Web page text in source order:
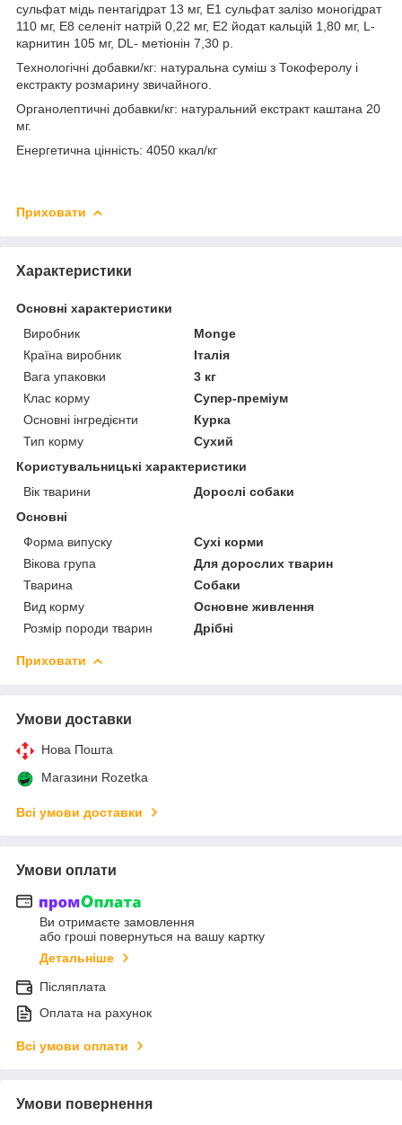
сульфат мідь пентагідрат 13 мг, Е1 сульфат залізо моногідрат
110 мг, Е8 селеніт натрій 0,22 мг, Е2 йодат кальцій 1,80 мг, L-
карнитин 105 мг, DL- метіонін 7,30 р.
Технологічні добавки/кг: натуральна суміш з Токоферолу і
екстракту розмарину звичайного.
Органолептичні добавки/кг: натуральний екстракт каштана 20
мг.
Енергетична цінність: 4050 ккал/кг
Приховати
Характеристики
Основні характеристики
Виробник
Monge
Країна виробник
Італія
Вага упаковки
3 кг
Клас корму
Супер-преміум
Основні інгредієнти
Курка
Тип корму
Сухий
Користувальницькі характеристики
Вік тварини
Дорослі собаки
Основні
Форма випуску
Сухі корми
Вікова група
Для дорослих тварин
Тварина
Собаки
Вид корму
Основне живлення
Розмір породи тварин
Дрібні
Приховати
Умови доставки
Нова Пошта
Магазини Rozetka
Всі умови доставки
Умови оплати
Ви отримаєте замовлення
або гроші повернуться на вашу картку
Детальніше
Післяплата
Оплата на рахунок
Всі умови оплати
Умови повернення